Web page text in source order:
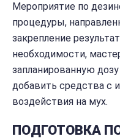
Мероприятие по
процедуры,
закрепление
необходимости,
запланированную
добавить средства с
воздействия на мух.
ПОДГОТОВКА